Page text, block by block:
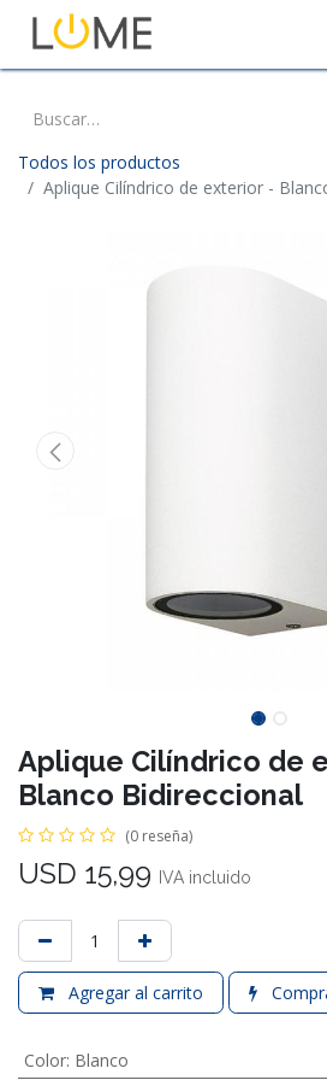
Todos los productos
Aplique Cilíndrico de exterior -
Aplique Cilíndrico de
Blanco Bidireccional
(0 reseña)
USD 15,99 IVA incluido
Agregar al carrito
Color: Blanco